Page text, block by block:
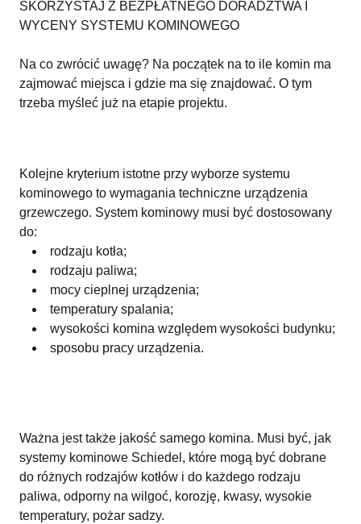
SKORZYSTAJ Z BEZPŁATNEGO DORADZTWA I
WYCENY SYSTEMU KOMINOWEGO
Na co zwrócić uwagę? Na początek na to ile komin ma
zajmować miejsca i gdzie ma się znajdować. O tym
trzeba myśleć już na etapie projektu.
Kolejne kryterium istotne przy wyborze systemu
kominowego to wymagania techniczne urządzenia
grzewczego. System kominowy musi być dostosowany
do:
rodzaju kotła;
rodzaju paliwa;
mocy cieplnej urządzenia;
temperatury spalania;
wysokości komina względem wysokości budynku;
sposobu pracy urządzenia.
Ważna jest także jakość samego komina. Musi być, jak
systemy kominowe Schiedel, które mogą być dobrane
do różnych rodzajów kotłów i do każdego rodzaju
paliwa, odporny na wilgoć, korozję, kwasy, wysokie
temperatury, pożar sadzy.